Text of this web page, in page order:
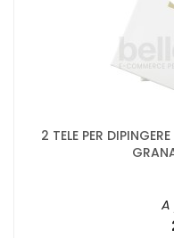
2 TELE PER